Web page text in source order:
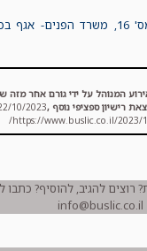
(פירסום- ביטאון מס' 16, משרד הפנים-
המנוהל על ידי גורם אחר מזה
רישיון ספציפי נוסף ,
10/2023
https://www.buslic.co.il/2023/
להגיב, להוסיף? כתבו
info@buslic.co.il